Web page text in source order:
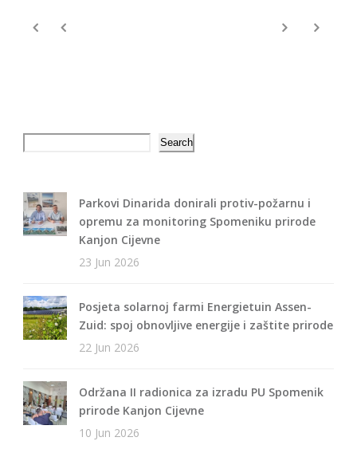
Search
Parkovi Dinarida donirali protiv-požarnu i
opremu za monitoring Spomeniku prirode
Kanjon Cijevne
23 Jun 2026
Posjeta solarnoj farmi Energietuin Assen-
Zuid: spoj obnovljive energije i zaštite prirode
22 Jun 2026
Održana II radionica za izradu PU Spomenik
prirode Kanjon Cijevne
10 Jun 2026